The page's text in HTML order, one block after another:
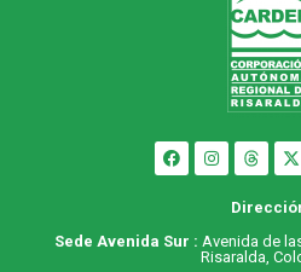
Sede Avenida Sur : Avenida de
Risaralda,